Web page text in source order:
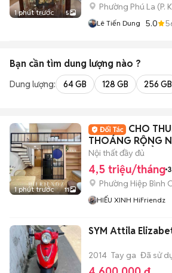
1 phút trước 5
Phường Phú La (P.
Lê Tiến Dung 5.0
Bạn cần tìm dung lượng nào ?
Dung lượng: 64 GB 128 GB 256 GB
1 phút trước 11
CHO
THOÁNG RỘNG
TIỆN Di CHUYỂN
Nội thất đầy đủ
4,5 triệu/tháng
Phường Hiệp Bình
HIẾU XINH HiFriendz
SYM Attila
2014 Tay ga Đã sử